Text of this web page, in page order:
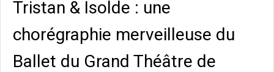
Tristan & Isolde : une
chorégraphie merveilleuse du
Ballet du Grand Théâtre de